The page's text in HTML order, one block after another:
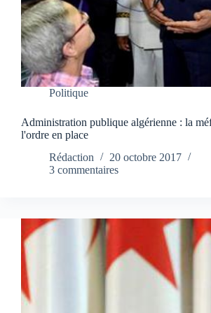
Politique
Administration publique algérienne : la
l'ordre en place
Rédaction
20 octobre 2017
3 commentaires